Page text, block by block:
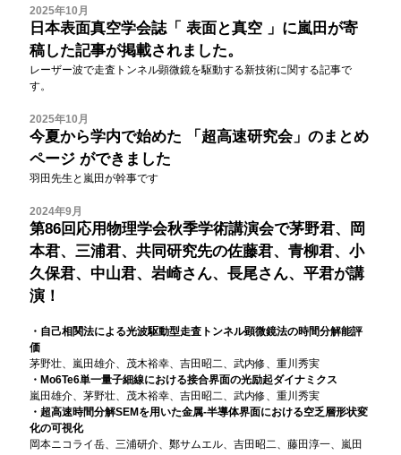
2025年10月
日本表面真空学会誌「表面と真空 」に嵐田が寄
稿した記事が掲載されました。
レーザー波で走査トンネル顕微鏡を駆動する新技術に関する記事で
す。
2025年10月
今夏から学内で始めた
「超高速研究会」のまとめ
ページ ができました
羽田先生と嵐田が幹事です
2024年9月
第86回応用物理学会秋季学術講演会で茅野君、岡
本君、三浦君、共同研究先の佐藤君、青柳君、小
久保君、中山君、岩崎さん、長尾さん、平君が講
演！
・自己相関法による光波駆動型走査トンネル顕微鏡法の時間分解能評
価
茅野壮、嵐田雄介、茂木裕幸、吉田昭二、武内修、重川秀実
・Mo6Te6単一量子細線における接合界面の光励起ダイナミクス
嵐田雄介、茅野壮、茂木裕幸、吉田昭二、武内修、重川秀実
・超高速時間分解SEMを用いた金属-半導体界面における空乏層形状変
化の可視化
岡本ニコライ岳、三浦研介、鄭サムエル、吉田昭二、藤田淳一、嵐田